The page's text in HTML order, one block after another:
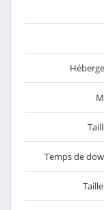
Temps de